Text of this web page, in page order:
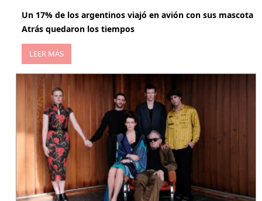
Un 17% de los argentinos viajó en avión con sus mascota
Atrás quedaron los tiempos
LEER MÁS